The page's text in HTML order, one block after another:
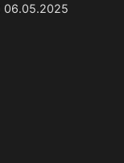
06.05.2025